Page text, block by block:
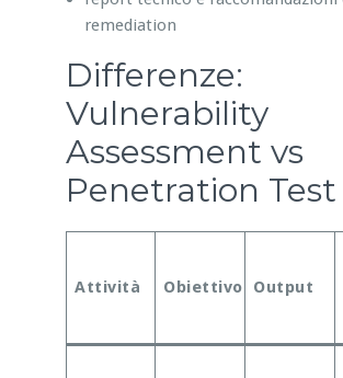
remediation
Differenze:
Vulnerability
Assessment vs
Penetration Test
Attività Obiettivo Output